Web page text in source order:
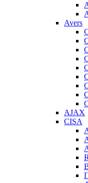
Avers
AJAX
CISA